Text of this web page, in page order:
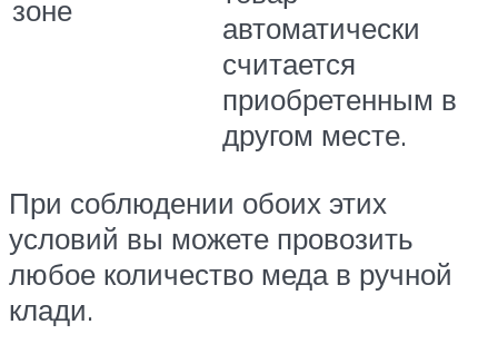
зоне
автоматически
считается
приобретенным в
другом месте.
При соблюдении обоих этих
условий вы можете провозить
любое количество меда в ручной
клади.